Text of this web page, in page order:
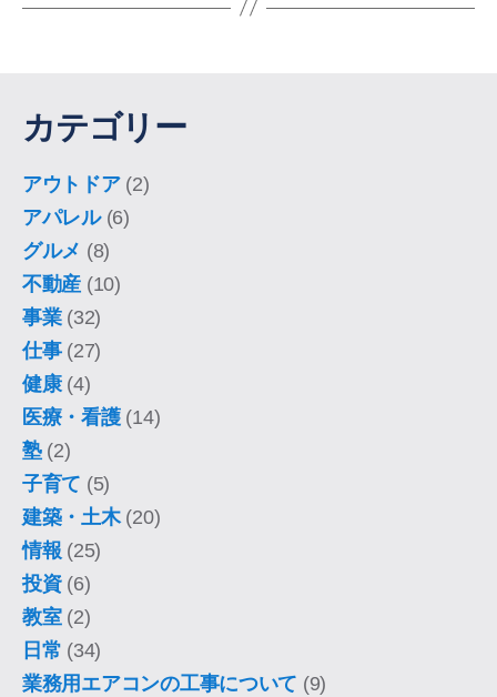
カテゴリー
アウトドア(2)
アパレル(6)
グルメ (8)
不動産 (10)
事業(32)
仕事(27)
健康(4)
医療・看護(14)
塾(2)
子育て (5)
建築・土木(20)
情報 (25)
投資(6)
教室(2)
日常 (34)
業務用エアコンの工事について (9)